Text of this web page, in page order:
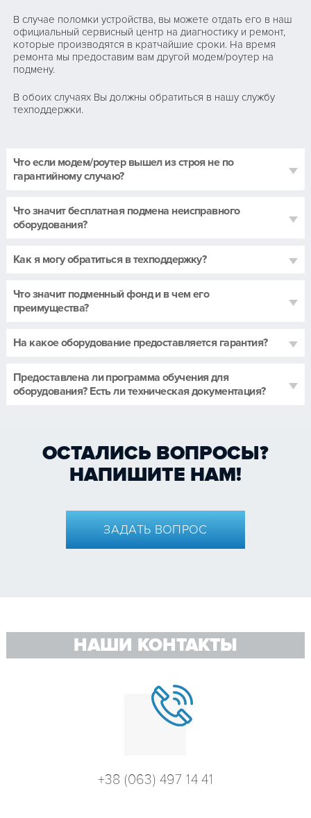
В случае поломки устройства, вы можете отдать его в наш
официальный сервисный центр на диагностику и ремонт,
которые производятся в кратчайшие сроки. На время
ремонта мы предоставим вам другой модем/роутер на
подмену.
В обоих случаях Вы должны обратиться в нашу службу
техподдержки.
Что если модем/роутер вышел из строя не по
гарантийному случаю?
Что значит бесплатная подмена неисправного
оборудования?
Как я могу обратиться в техподдержку?
Что значит подменный фонд и в чем его
преимущества?
На какое оборудование предоставляется гарантия?
Предоставлена ли программа обучения для
оборудования? Есть ли техническая документация?
ОСТАЛИСЬ ВОПРОСЫ?
НАПИШИТЕ НАМ!
ЗАДАТЬ ВОПРОС
НАШИ КОНТАКТЫ
+38 (063) 497 14 41